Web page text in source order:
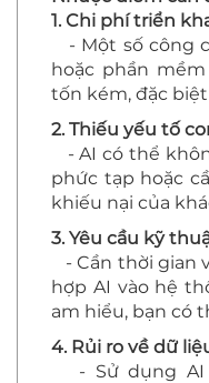
1. Chi phí triển
- Một số công
hoặc phần
tốn kém, đặc
2. Thiếu yếu tố
- AI có thể
phức tạp hoặc
khiếu nại của
3. Yêu cầu kỹ
- Cần thời gian
hợp AI vào hệ
am hiểu, bạn có
4. Rủi ro về dữ
- Sử dụng AI